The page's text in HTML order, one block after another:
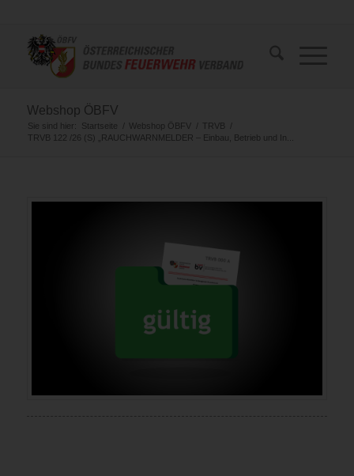
Webshop ÖBFV
Sie sind hier: Startseite / Webshop ÖBFV / TRVB
/
TRVB 122 /26 (S) „RAUCHWARNMELDER – Einbau, Betrieb und In...